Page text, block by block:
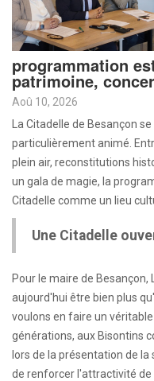
programmation
patrimoine,
Aoû 10, 2026
La Citadelle de Besançon
particulièrement animé.
plein air, reconstitutions
un gala de magie, la
Citadelle comme un lieu
Une Citadelle
Pour le maire de Besançon,
aujourd'hui être bien plus
voulons en faire un
générations, aux Bisontins
lors de la présentation de
de renforcer l'attractivité de